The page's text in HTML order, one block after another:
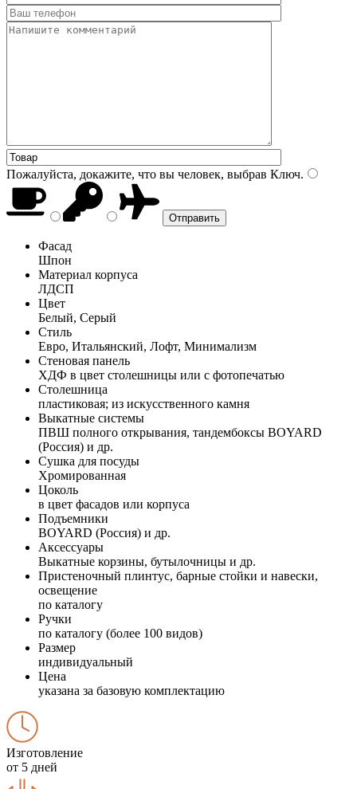
Пожалуйста, докажите, что вы человек, выбрав Ключ.
Фасад
Шпон
Материал корпуса
ЛДСП
Цвет
Белый, Серый
Стиль
Евро, Итальянский, Лофт, Минимализм
Стеновая панель
ХДФ в цвет столешницы или с фотопечатью
Столешница
пластиковая; из искусственного камня
Выкатные системы
ПВШ полного открывания, тандембоксы BOYARD
(Россия) и др.
Сушка для посуды
Хромированная
Цоколь
в цвет фасадов или корпуса
Подъемники
BOYARD (Россия) и др.
Аксессуары
Выкатные корзины, бутылочницы и др.
Пристеночный плинтус, барные стойки и навески,
освещение
по каталогу
Ручки
по каталогу (более 100 видов)
Размер
индивидуальный
Цена
указана за базовую комплектацию
Изготовление
от 5 дней